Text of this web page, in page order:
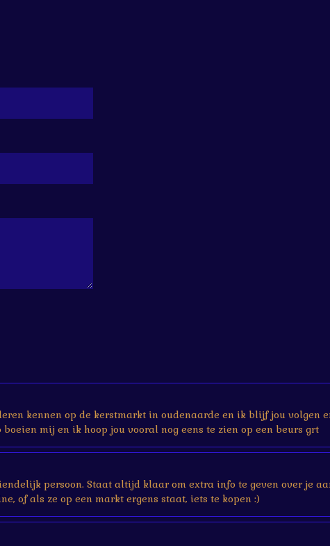
kennen op de kerstmarkt in oudenaarde en ik blijf jou volgen
mij en ik hoop jou vooral nog eens te zien op een beurs grt
persoon. Staat altijd klaar om extra info te geven over je
of als ze op een markt ergens staat, iets te kopen :)